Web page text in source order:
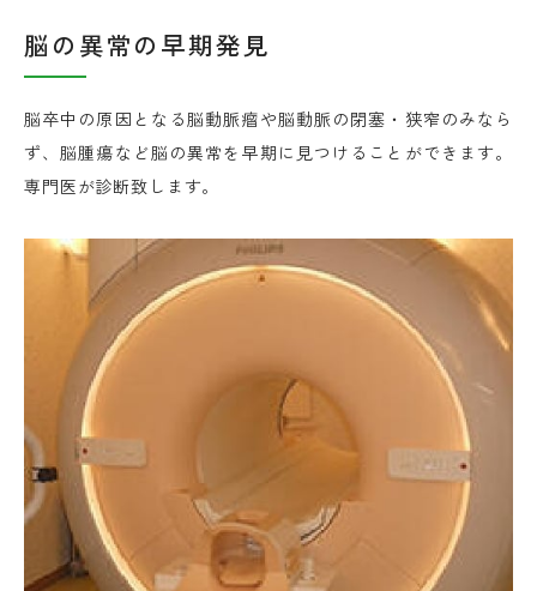
脳の異常の早期発見
脳卒中の原因となる脳動脈瘤や脳動脈の閉塞・狭窄のみなら
ず、脳腫瘍など脳の異常を早期に見つけることができます。
専門医が診断致します。